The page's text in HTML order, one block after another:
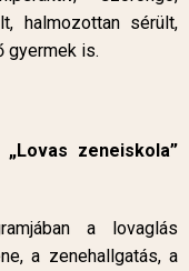
halmozottan sérült,
gyermek is.
zeneiskola”
a lovaglás
a zenehallgatás, a